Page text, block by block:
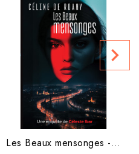
Les Beaux mensonges - Une...
navigate_next